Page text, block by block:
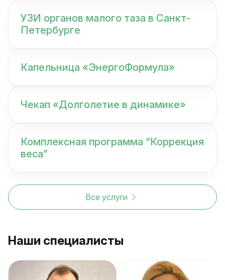
УЗИ органов малого таза в Санкт-
Петербурге
Капельница «ЭнергоФормула»
Чекап «Долголетие в динамике»
Комплексная программа “Коррекция
веса”
Все услуги
Наши специалисты